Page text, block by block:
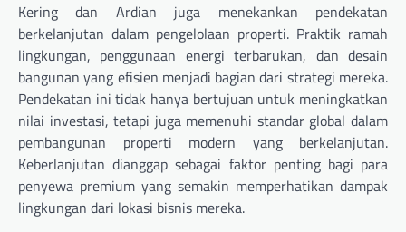
Kering dan Ardian juga menekankan pendekatan
berkelanjutan dalam pengelolaan properti. Praktik ramah
lingkungan, penggunaan energi terbarukan, dan desain
bangunan yang efisien menjadi bagian dari strategi mereka.
Pendekatan ini tidak hanya bertujuan untuk meningkatkan
nilai investasi, tetapi juga memenuhi standar global dalam
pembangunan properti modern yang berkelanjutan.
Keberlanjutan dianggap sebagai faktor penting bagi para
penyewa premium yang semakin memperhatikan dampak
lingkungan dari lokasi bisnis mereka.